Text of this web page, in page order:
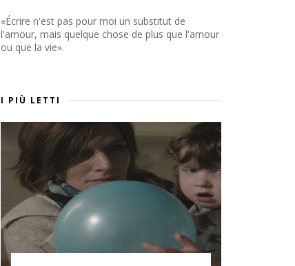
«Écrire n'est pas pour moi un substitut de
l'amour, mais quelque chose de plus que l'amour
ou que la vie».
I PIÙ LETTI